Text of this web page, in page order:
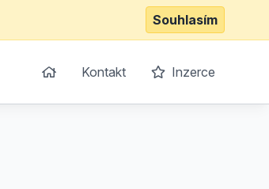
Souhlasím
Kontakt Inzerce